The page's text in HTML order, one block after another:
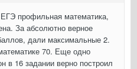
профильная математика,
За абсолютно верное
дали максимальные 2.
70. Еще одно
в 16 задании верно построил